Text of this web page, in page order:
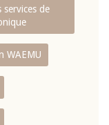
services de
WAEMU